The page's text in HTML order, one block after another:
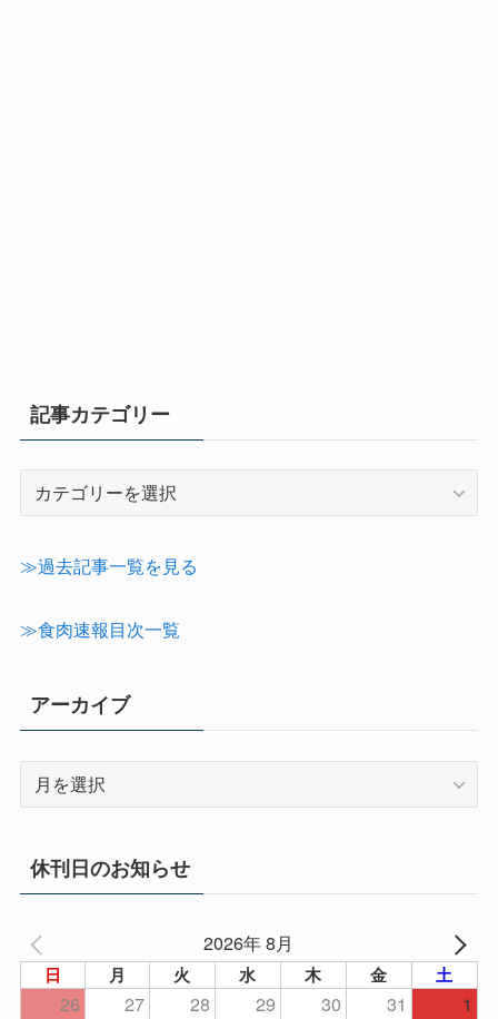
記事カテゴリー
テ
≫過去記事一覧を見る
≫食肉速報目次一覧
アーカイブ
イ
ブ
休刊日のお知らせ
2026年 8月
日 月 火 水 木 金 土
26 27 28 29 30 31
1